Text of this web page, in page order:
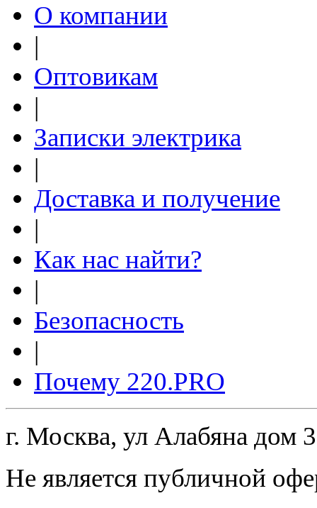
О компании
|
Оптовикам
|
Записки электрика
|
Доставка и получение
|
Как нас найти?
|
Безопасность
|
Почему 220.PRO
г. Москва, ул Алабяна дом
Не является публичной